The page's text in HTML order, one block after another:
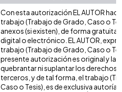
Con esta autorización EL AUTOR
trabajo (Trabajo de Grado, Caso o
anexos (si existen), de forma gratuita
digital o electrónico. EL AUTOR,
trabajo (Trabajo de Grado, Caso o
presente autorización es original y la
quebrantar ni suplantar los derechos
terceros, y de tal forma, el trabajo
Caso o Tesis), es de exclusiva autoría